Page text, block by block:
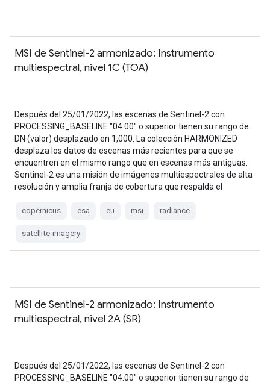
MSI de Sentinel-2 armonizado: Instrumento
multiespectral, nivel 1C (TOA)
Después del 25/01/2022, las escenas de Sentinel-2 con
PROCESSING_BASELINE "04.00" o superior tienen su rango de
DN (valor) desplazado en 1,000. La colección HARMONIZED
desplaza los datos de escenas más recientes para que se
encuentren en el mismo rango que en escenas más antiguas.
Sentinel-2 es una misión de imágenes multiespectrales de alta
resolución y amplia franja de cobertura que respalda el
copernicus esa eu msi radiance
satellite-imagery
MSI de Sentinel-2 armonizado: Instrumento
multiespectral, nivel 2A (SR)
Después del 25/01/2022, las escenas de Sentinel-2 con
PROCESSING_BASELINE "04.00" o superior tienen su rango de